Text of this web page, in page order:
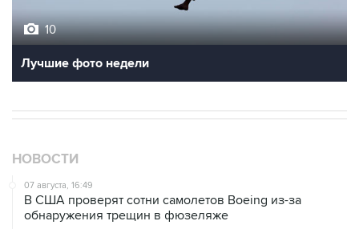
10
Лучшие фото недели
НОВОСТИ
07 августа, 16:49
В США проверят сотни самолетов Boeing из-за
обнаружения трещин в фюзеляже